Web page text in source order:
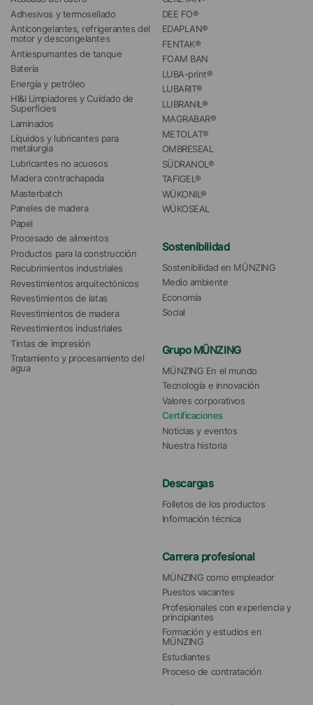
Adhesivos y termosellado
Anticongelantes, refrigerantes del
motor y descongelantes
Antiespumantes de tanque
Batería
Energía y petróleo
HI&I Limpiadores y Cuidado de
Superficies
Laminados
Líquidos y lubricantes para
metalurgia
Lubricantes no acuosos
Madera contrachapada
Masterbatch
Paneles de madera
Papel
Procesado de alimentos
Productos para la construcción
Recubrimientos industriales
Revestimientos arquitectónicos
Revestimientos de latas
Revestimientos de madera
Revestimientos industriales
Tintas de impresión
Tratamiento y procesamiento del
agua
DEE FO®
EDAPLAN®
FENTAK®
FOAM BAN
LUBA-print®
LUBARIT®
LUBRANIL®
MAGRABAR®
METOLAT®
OMBRESEAL
SÜDRANOL®
TAFIGEL®
WÜKONIL®
WÜKOSEAL
Sostenibilidad
Sostenibilidad en MÜNZING
Medio ambiente
Economía
Social
Grupo MÜNZING
MÜNZING En el mundo
Tecnología e innovación
Valores corporativos
Certificaciones
Noticias y eventos
Nuestra historia
Descargas
Folletos de los productos
Información técnica
Carrera profesional
MÜNZING como empleador
Puestos vacantes
Profesionales con experiencia y
principiantes
Formación y estudios en
MÜNZING
Estudiantes
Proceso de contratación